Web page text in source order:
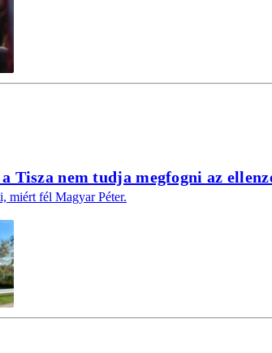
Tisza nem tudja megfogni az
miért fél Magyar Péter.